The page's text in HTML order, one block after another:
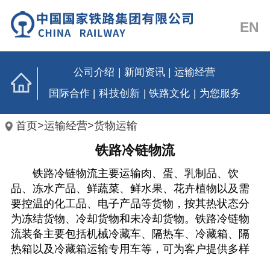
EN
公司介绍 新闻资讯
运输经营
国际合作 | 科技创新 | 铁路文化 | 为您服务
首页>运输经营>货物运输
铁路冷链物流
铁路冷链物流主要运输肉、蛋、乳制品、 饮
品、冻水产品、鲜蔬菜、鲜水果、花卉植物 以及需
要控温的化工品、电子产品等货物，按其热状态分
为冻结货物、冷却货物和未冷却货物。铁路冷链物
流装备主要包括机械冷藏车、隔热车、 冷藏箱、隔
热箱 以及冷藏箱运输专用车等，可为客户提供多样